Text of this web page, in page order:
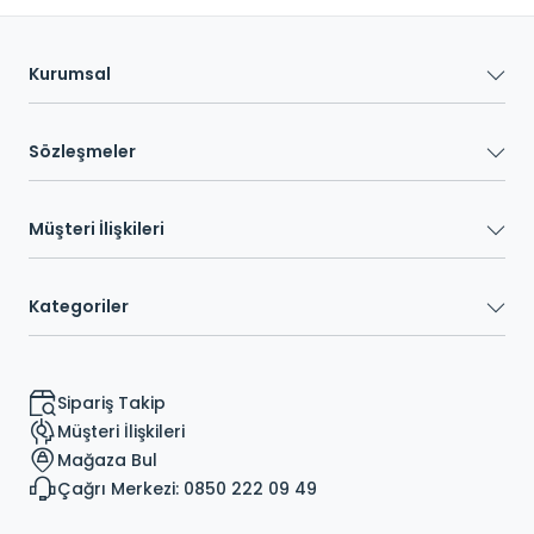
Kurumsal
Sözleşmeler
Müşteri İlişkileri
Kategoriler
Sipariş Takip
Müşteri İlişkileri
Mağaza Bul
Çağrı Merkezi: 0850 222 09 49